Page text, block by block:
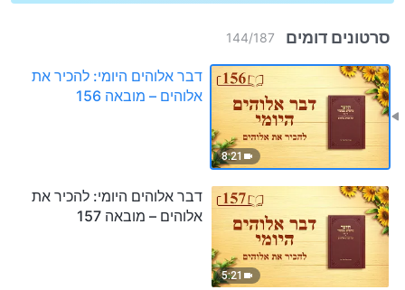
סרטונים דומים 144/187
8:21
דבר אלוהים היומי: להכיר את
אלוהים – מובאה 156
5:21
דבר אלוהים היומי: להכיר את
אלוהים – מובאה 157